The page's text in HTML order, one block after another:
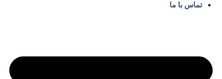
تماس با ما